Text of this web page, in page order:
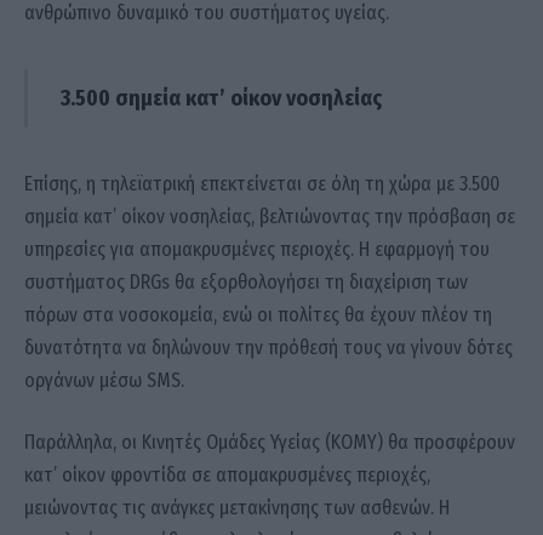
ανθρώπινο δυναμικό του συστήματος υγείας.
3.500 σημεία κατ’ οίκον νοσηλείας
Επίσης, η τηλεϊατρική επεκτείνεται σε όλη τη χώρα με 3.500
σημεία κατ’ οίκον νοσηλείας, βελτιώνοντας την πρόσβαση σε
υπηρεσίες για απομακρυσμένες περιοχές. Η εφαρμογή του
συστήματος DRGs θα εξορθολογήσει τη διαχείριση των
πόρων στα νοσοκομεία, ενώ οι πολίτες θα έχουν πλέον τη
δυνατότητα να δηλώνουν την πρόθεσή τους να γίνουν δότες
οργάνων μέσω SMS.
Παράλληλα, οι Κινητές Ομάδες Υγείας (ΚΟΜΥ) θα προσφέρουν
κατ’ οίκον φροντίδα σε απομακρυσμένες περιοχές,
μειώνοντας τις ανάγκες μετακίνησης των ασθενών. Η